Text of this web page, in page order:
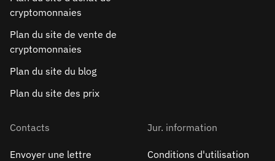
cryptomonnaies
Plan du site de vente de
cryptomonnaies
Plan du site du blog
Plan du site des prix
Contacts
Envoyer une lettre
Jur. information
Conditions d'utilisation